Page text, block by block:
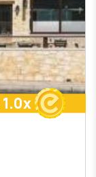
1.0x